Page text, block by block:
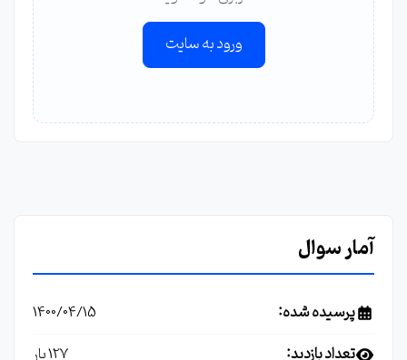
ورود به سایت
آمار سوال
پرسیده شده: 1400/04/15
تعداد بازدید: 127 بار